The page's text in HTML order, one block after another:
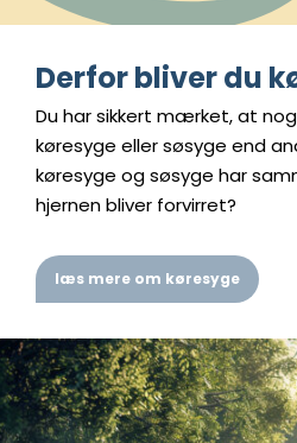
Derfor bliver du
Du har sikkert mærket, at
køresyge eller søsyge end
køresyge og søsyge har
hjernen bliver forvirret?
læs mere om køresyge